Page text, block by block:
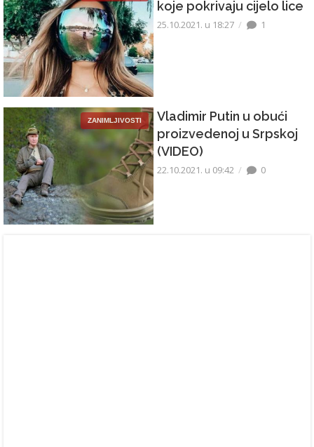
koje pokrivaju cijelo lice
25.10.2021. u 18:27 1
ZANIMLJIVOSTI
Vladimir Putin u obući
proizvedenoj u Srpskoj
(VIDEO)
22.10.2021. u 09:42 0